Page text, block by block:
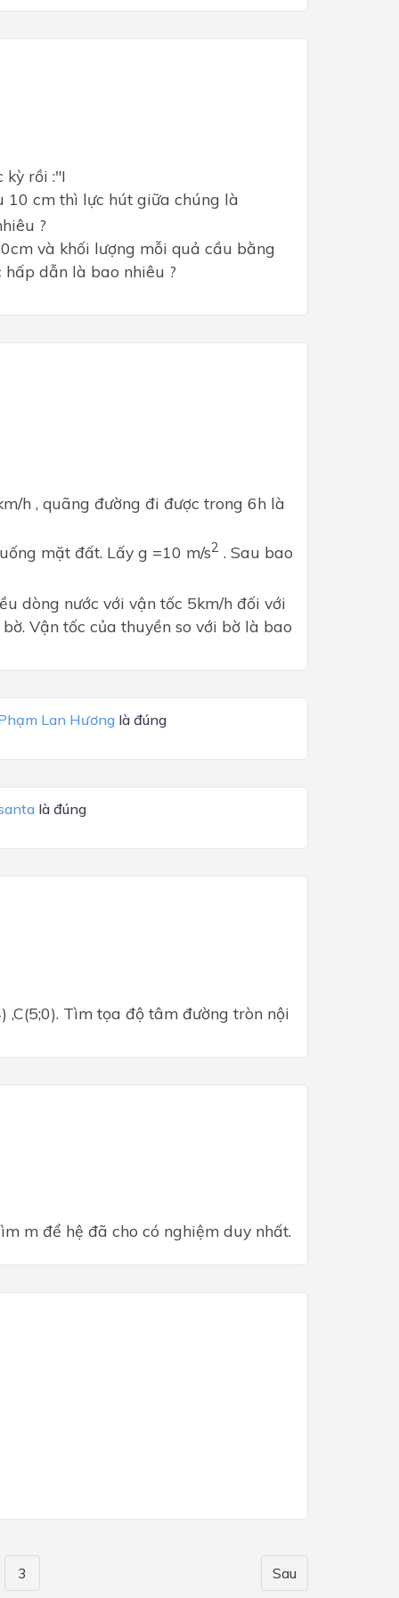
kỳ rồi :"I
10 cm thì lực hút giữa chúng là
?
và khối lượng mỗi quả cầu bằng
dẫn là bao nhiêu ?
h , quãng đường đi được trong 6h là
mặt đất. Lấy g =10 m/s2 . Sau bao
dòng nước với vận tốc 5km/h đối với
Vận tốc của thuyền so với bờ là bao
Lan Hương là đúng
là đúng
,C(5;0). Tìm tọa độ tâm đường tròn nội
m để hệ đã cho có nghiệm duy nhất.
Sau
3